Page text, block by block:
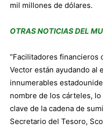
mil millones de dólares.
OTRAS NOTICIAS DEL
“Facilitadores financieros
Vector están ayudando al
innumerables
nombre de los cárteles,
clave de la cadena de
Secretario del Tesoro,